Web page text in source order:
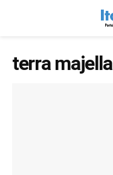
terra majella